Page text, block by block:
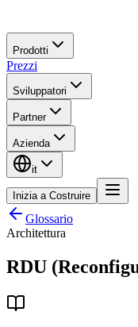
Prodotti
Prezzi
Sviluppatori
Partner
Azienda
it
Inizia a Costruire
Glossario
Architettura
RDU